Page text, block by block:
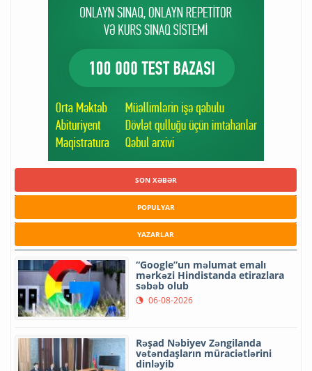
SON XƏBƏR
POPULYAR
YAZARLAR
“Google”un məlumat emalı
mərkəzi Hindistanda etirazlara
səbəb olub
06-08-2026
Rəşad Nəbiyev Zəngilanda
vətəndaşların müraciətlərini
dinləyib